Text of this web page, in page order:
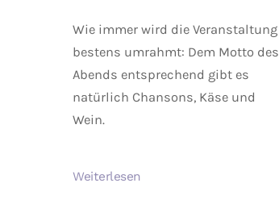
Wie immer wird die Veranstaltung
bestens umrahmt: Dem Motto des
Abends entsprechend gibt es
natürlich Chansons, Käse und
Wein.
Weiterlesen